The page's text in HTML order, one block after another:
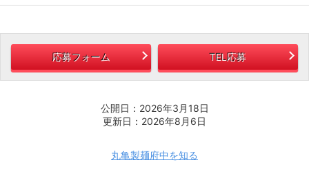
応募フォーム TEL応募
公開日：2026年3月18日
更新日：2026年8月6日
丸亀製麺府中を知る